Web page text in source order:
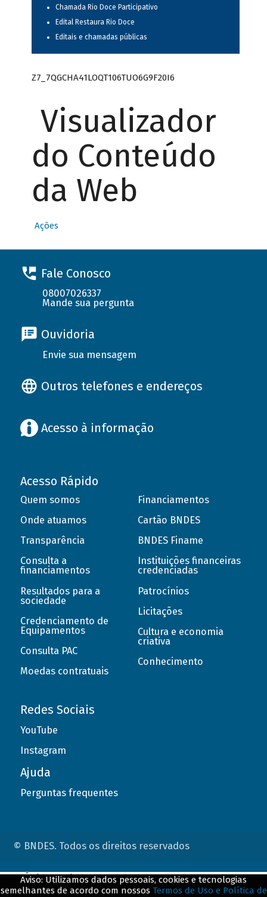
Chamada Rio Doce Participativo
Edital Restaura Rio Doce
Editais e chamadas públicas
Z7_7QGCHA41LOQT106TUO6G9F20I6
Visualizador
do Conteúdo
da Web
Ações
Fale Conosco
08007026337
Mande sua pergunta
Ouvidoria
Envie sua mensagem
Outros telefones e endereços
Acesso à informação
Acesso Rápido
Quem somos
Onde atuamos
Transparência
Consulta a
financiamentos
Resultados para a
sociedade
Credenciamento de
Equipamentos
Consulta PAC
Moedas contratuais
Financiamentos
Cartão BNDES
BNDES Finame
Instituições financeiras
credenciadas
Patrocínios
Licitações
Cultura e economia
criativa
Conhecimento
Redes Sociais
YouTube
Instagram
Ajuda
Perguntas frequentes
© BNDES. Todos os direitos reservados
Aviso: Utilizamos dados pessoais, cookies e tecnologias
semelhantes de acordo com nossos Termos de Uso e Política de
ConteÃºdo complementar